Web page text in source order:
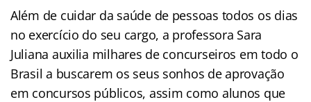
Além de cuidar da saúde de pessoas todos os dias
no exercício do seu cargo, a professora Sara
Juliana auxilia milhares de concurseiros em todo o
Brasil a buscarem os seus sonhos de aprovação
em concursos públicos, assim como alunos que